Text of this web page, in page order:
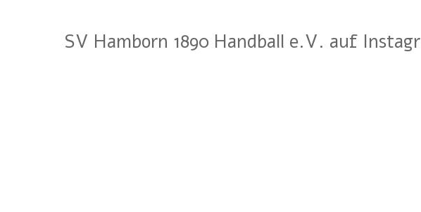
SV Hamborn 1890 Handball e.V. auf